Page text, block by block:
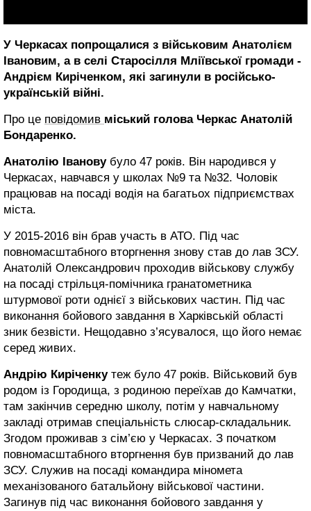
У Черкасах попрощалися з військовим Анатолієм
Івановим, а в селі Старосілля Мліївської громади -
Андрієм Киріченком, які загинули в російсько-
українській війні.
Про це повідомив міський голова Черкас Анатолій
Бондаренко.
Анатолію Івановубуло 47 років. Він народився у
Черкасах, навчався у школах №9 та №32. Чоловік
працював на посаді водія на багатьох підприємствах
міста.
У 2015-2016 він брав участь в АТО. Під час
повномасштабного вторгнення знову став до лав ЗСУ.
Анатолій Олександрович проходив військову службу
на посаді стрільця-помічника гранатометника
штурмової роти однієї з військових частин. Під час
виконання бойового завдання в Харківській області
зник безвісти. Нещодавно з’ясувалося, що його немає
серед живих.
Андрію Киріченку теж було 47 років. Військовий був
родом із Городища, з родиною переїхав до Камчатки,
там закінчив середню школу, потім у навчальному
закладі отримав спеціальність слюсар-складальник.
Згодом проживав з сім’єю у Черкасах. З початком
повномасштабного вторгнення був призваний до лав
ЗСУ. Служив на посаді командира міномета
механізованого батальйону військової частини.
Загинув під час виконання бойового завдання у